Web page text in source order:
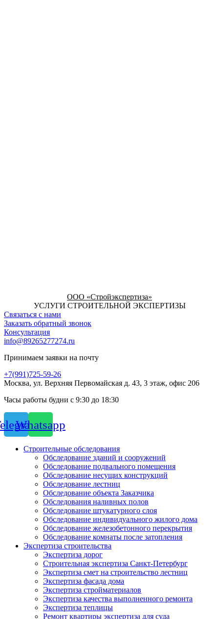
ООО «Стройэкспертиза»
УСЛУГИ СТРОИТЕЛЬНОЙ ЭКСПЕРТИЗЫ
Связаться с нами
Заказать обратный звонок
Консультация
info@89265277274.ru
Принимаем заявки на почту
+7(991)725-59-26
Москва, ул. Верхняя Первомайская д. 43, 3 этаж, офис 206
Часы работы будни с 9:30 до 18:30
Whatsapp
Строительные обследования
Обследование зданий и сооружений
Обследование подвального помещения
Обследование несущих конструкций
Обследование лестниц
Обследование объекта Заказчика
Обследования наливных полов
Обследование штукатурного слоя
Обследование индивидуального жилого дома
Обследование железобетонного перекрытия
Обследование комнаты после затопления
Экспертиза строительства
Экспертиза дорог
Строительная экспертиза Санкт-Петербург
Экспертиза смет на строительство лестниц
Экспертиза фасада дома
Экспертиза стройматериалов
Экспертиза качества выполненного ремонта
Экспертиза теплицы
Ремонт квартиры экспертиза для суда